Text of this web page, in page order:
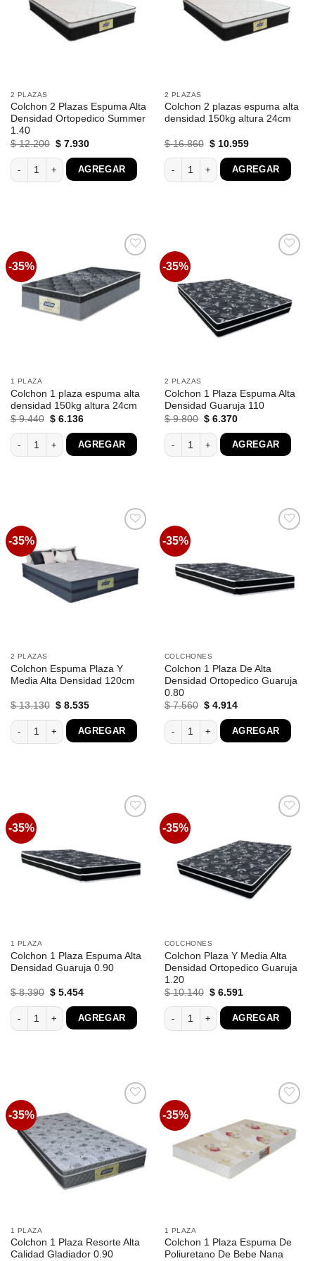
2 PLAZAS
Colchon 2 Plazas Espuma Alta
Densidad Ortopedico Summer
1.40
$12.200 El
original
era:
$ 12.200.
$7.930El
es:
$ 7.930.
Colchon 2 Plazas Espuma Alta Densidad Ortopedico Summer 1.40 cantidad
AGREGAR
2 PLAZAS
Colchon 2 plazas espuma alta
densidad 150kg altura 24cm
$16.860 El
original
era:
$ 16.860.
$10.959El
es:
$ 10.959.
Colchon 2 plazas espuma alta
AGREGAR
-35%
1 PLAZA
Colchon 1 plaza espuma alta
densidad 150kg altura 24cm
$9.440 El
original
era:
$ 9.440.
$6.136El
actual
es:
$ 6.136.
Colchon 1 plaza espuma alta densidad 150kg altura 24cm cantidad
AGREGAR
-35%
2 PLAZAS
Colchon 1 Plaza Espuma Alta
Densidad Guaruja 110
$9.800 El
original
era:
$ 9.800.
$6.370El
actual
es:
$ 6.370.
Colchon 1 Plaza Espuma Alta
AGREGAR
-35%
2 PLAZAS
Colchon Espuma Plaza Y
Media Alta Densidad 120cm
$13.130 El
original
era:
$ 13.130.
$8.535El
es:
$ 8.535.
Colchon Espuma Plaza Y Media Alta Densidad 120cm cantidad
AGREGAR
-35%
COLCHONES
Colchon 1 Plaza De Alta
Densidad Ortopedico Guaruja
0.80
$7.560 El
original
era:
$ 7.560.
$4.914El
es:
$ 4.914.
Colchon 1 Plaza De Alta Densidad
AGREGAR
-35%
1 PLAZA
Colchon 1 Plaza Espuma Alta
Densidad Guaruja 0.90
$8.390 El
original
era:
$ 8.390.
$5.454El
es:
$ 5.454.
Colchon 1 Plaza Espuma Alta Densidad Guaruja 0.90 cantidad
AGREGAR
-35%
COLCHONES
Colchon Plaza Y Media Alta
Densidad Ortopedico Guaruja
1.20
$10.140 El
original
era:
$ 10.140.
$6.591
es:
$ 6.591.
Colchon Plaza Y Media Alta
AGREGAR
-35%
1 PLAZA
Colchon 1 Plaza Resorte Alta
Calidad Gladiador 0.90
-35%
1 PLAZA
Colchon 1 Plaza Espuma De
Poliuretano De Bebe Nana